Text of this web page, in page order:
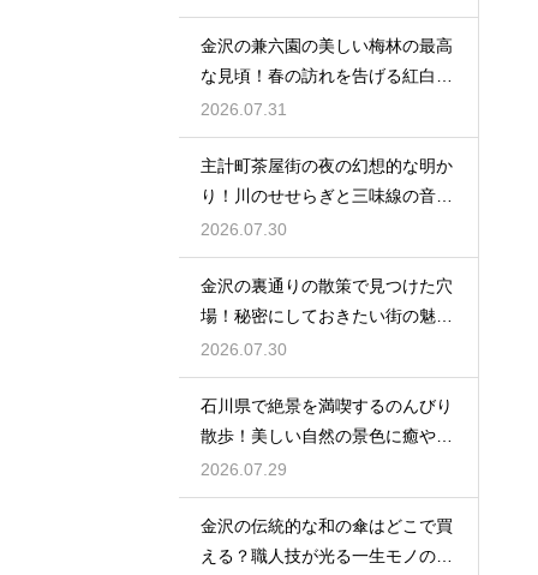
金沢の兼六園の美しい梅林の最高
な見頃！春の訪れを告げる紅白の
花の絶景
2026.07.31
主計町茶屋街の夜の幻想的な明か
り！川のせせらぎと三味線の音色
に酔う
2026.07.30
金沢の裏通りの散策で見つけた穴
場！秘密にしておきたい街の魅力
を大発見
2026.07.30
石川県で絶景を満喫するのんびり
散歩！美しい自然の景色に癒やさ
れる休日
2026.07.29
金沢の伝統的な和の傘はどこで買
える？職人技が光る一生モノの工